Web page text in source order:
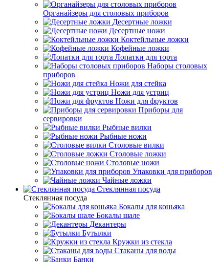
Органайзеры для столовых приборов
Десертные ложки
Десертные ножи
Коктейльные ложки
Кофейные ложки
Лопатки для торта
Наборы столовых
приборов
Ножи для стейка
Ножи для устриц
Ножи для фруктов
Приборы для
сервировки
Рыбные вилки
Рыбные ножи
Столовые вилки
Столовые ложки
Столовые ножи
Упаковки для приборов
Чайные ложки
Стеклянная посуда
Стеклянная посуда
Бокалы для коньяка
Бокалы шале
Декантеры
Бутылки
Кружки из стекла
Стаканы для воды
Банки